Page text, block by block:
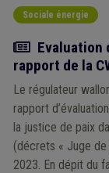
Sociale énergie
Actualité
Evaluation
rapport de la
Le régulateur
rapport
la justice de paix
(décrets « Juge de
2023. En dépit du